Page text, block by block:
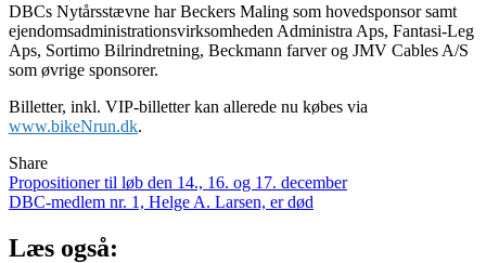
DBCs Nytårsstævne har Beckers Maling som hovedsponsor samt
ejendomsadministrationsvirksomheden Administra Aps, Fantasi-Leg
Aps, Sortimo Bilrindretning, Beckmann farver og JMV Cables A/S
som øvrige sponsorer.
Billetter, inkl. VIP-billetter kan allerede nu købes via
www.bikeNrun.dk.
Share
Indlægsnavigation
Propositioner til løb den 14., 16. og 17. december
DBC-medlem nr. 1, Helge A. Larsen, er død
Læs også: